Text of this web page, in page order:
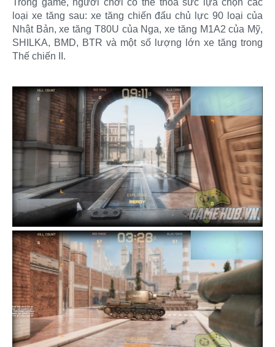
loại xe tăng sau: xe tăng chiến đấu chủ lực 90 loại của
Nhật Bản, xe tăng T80U của Nga, xe tăng M1A2 của Mỹ,
SHILKA, BMD, BTR và một số lượng lớn xe tăng trong
Thế chiến II.